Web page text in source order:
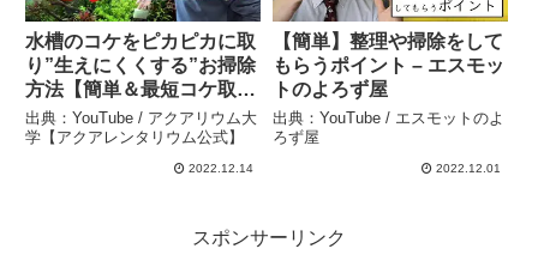
水槽のコケをピカピカに取
り”生えにくくする”お掃除
方法【簡単＆最短コケ取り
術】 – アクアリウム大学
【アクアレンタリウム公
出典：YouTube / アクアリウム大
学【アクアレンタリウム公式】
2022.12.14
【簡単】整理や掃除をして
もらうポイント – エスモッ
トのよろず屋
出典：YouTube / エスモットのよ
ろず屋
2022.12.01
スポンサーリンク